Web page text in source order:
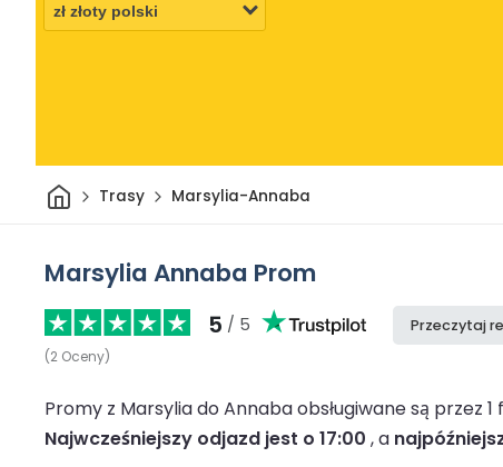
DomTrasy Marsylia-Annaba
Marsylia Annaba Prom
5 / 5
(2 Oceny)
Przeczytaj
Promy z Marsylia do Annaba obsługiwane są przez
Najwcześniejszy odjazd jest o 17:00 , a